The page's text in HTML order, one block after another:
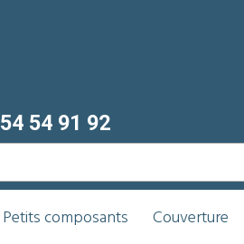
54 91 92
Petits composants Couverture